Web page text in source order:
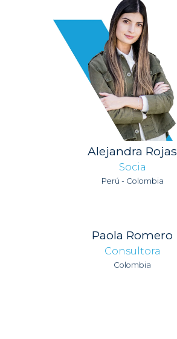
Alejandra Rojas
Socia
Perú - Colombia
Paola Romero
Consultora
Colombia